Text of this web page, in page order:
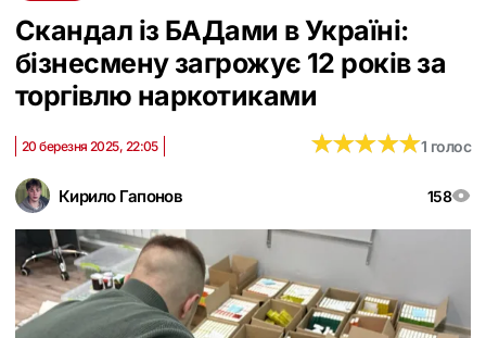
Скандал із БАДами в Україні:
бізнесмену загрожує 12 років за
торгівлю наркотиками
Кирило Гапонов 158
20 березня 2025, 22:05 ★★★★★
★★★★★1 голос